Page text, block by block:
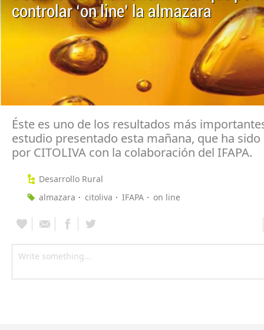
controlar ‘on line’ la almazara
Éste es uno de los resultados más
estudio presentado esta mañana, que ha
por CITOLIVA con la colaboración del IFAPA.
Desarrollo Rural
almazara
citoliva IFAPA on line